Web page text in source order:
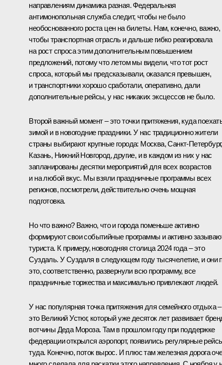
направлениям динамика разная. Федеральная
антимонопольная служба следит, чтобы не было
необоснованного роста цен на билеты. Нам, конечно, важно,
чтобы транспортная отрасль и дальше гибко реагировала
на рост спроса этим дополнительным повышением
предложений, потому что летом мы видели, что тот рост
спроса, который мы предсказывали, оказался превышен,
и транспортники хорошо сработали, оперативно, дали
дополнительные рейсы, у нас никаких эксцессов не было.
Второй важный момент – это точки притяжения, куда
зимой и в новогодние праздники. У нас традиционно жители
страны выбирают крупные города: Москва, Санкт-Петербург,
Казань, Нижний Новгород, другие, и в каждом из них у нас
запланированы десятки мероприятий для всех возрастов
и на любой вкус. Мы взяли праздничные программы всех
регионов, посмотрели, действительно очень мощная
подготовка.
Но что важно? Важно, что и города поменьше активно
формируют свои событийные программы и активно
туриста. К примеру, новогодняя столица 2024 года – это
Суздаль. У Суздаля в следующем году тысячелетие, и они
это, соответственно, развернули всю программу, все
праздничные торжества и максимально привлекают людей.
У нас популярная точка притяжения для семейного отдыха –
это Великий Устюг, который уже десяток лет развивает
вотчины Деда Мороза. Там в прошлом году при поддержке
федерации открылся аэропорт, появились регулярные
туда. Конечно, поток вырос. И плюс там железная дорога